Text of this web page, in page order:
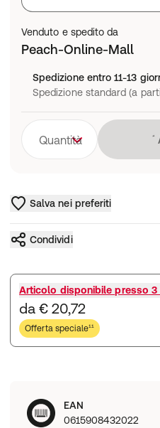
Venduto e spedito da
Peach-Online-Mall
Spedizione entro 11-13
Spedizione standard (a
Quantità
Salva nei preferiti
Condividi
Articolo disponibile presso 3
da € 20,72
Offerta speciale¹¹
EAN
0615908432022